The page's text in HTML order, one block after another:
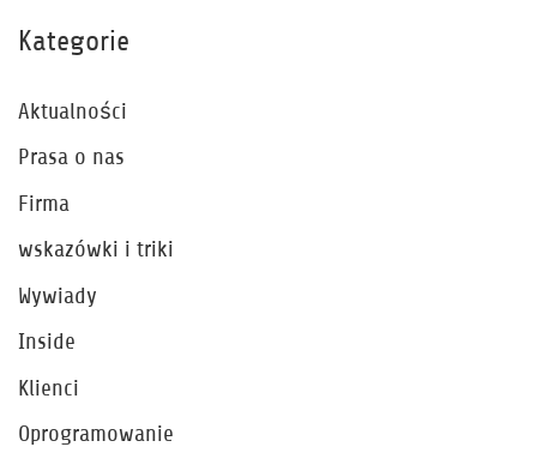
Kategorie
Aktualności
Prasa o nas
Firma
wskazówki i triki
Wywiady
Inside
Klienci
Oprogramowanie